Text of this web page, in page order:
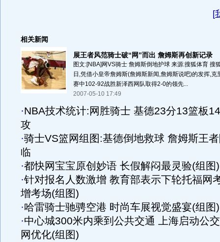
[
相关新闻
展王者风范骑士破“网”而出 詹姆斯再创新记录
图文:[NBA]网VS骑士 詹姆斯倒地护球 来源:搜狐体育 搜
日,凭借小皇帝詹姆斯(詹姆斯新闻,詹姆斯说吧)的发挥,克
赛中102-92战胜新泽西网队取得2-0的领先...
2007-05-10 17:49
·NBA技术统计:网胜骑士 基德23分13篮板
攻
·骑士VS篮网组图:基德倒地救球 詹姆斯王
临
·都快网宝宝原创妙语 长假解闷最灵验(组图)
·针对报名人数激增 教育部表示下轮托福网
增考场(组图)
·哈雷骑士驰骋空港 时尚车展视觉盛宴(组图)
·中心城300米内乘到公共交通 上海启动公
网优化(组图)